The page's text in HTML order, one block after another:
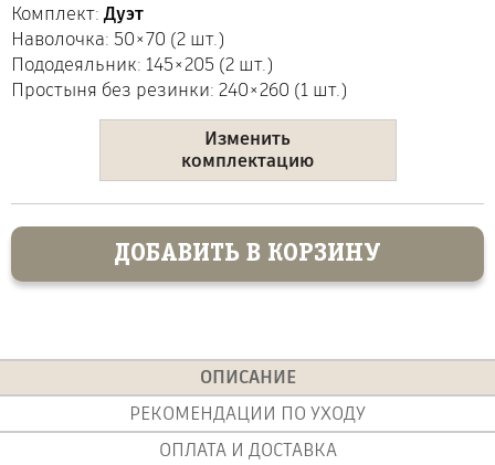
Комплект:Дуэт
Наволочка: 50×70 (2 шт.)
Пододеяльник: 145×205 (2 шт.)
Простыня без резинки: 240×260 (1 шт.)
Изменить
комплектацию
ДОБАВИТЬ В КОРЗИНУ
ОПИСАНИЕ
РЕКОМЕНДАЦИИ ПО УХОДУ
ОПЛАТА И ДОСТАВКА